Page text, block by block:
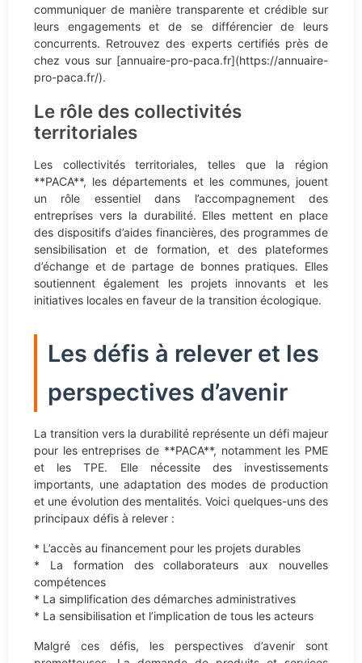
communiquer de manière transparente et crédible sur
leurs engagements et de se différencier de leurs
concurrents. Retrouvez des experts certifiés près de
chez vous sur [annuaire-pro-paca.fr](https://annuaire-
pro-paca.fr/).
Le rôle des collectivités
territoriales
Les collectivités territoriales, telles que la région
**PACA**, les départements et les communes, jouent
un rôle essentiel dans l’accompagnement des
entreprises vers la durabilité. Elles mettent en place
des dispositifs d’aides financières, des programmes de
sensibilisation et de formation, et des plateformes
d’échange et de partage de bonnes pratiques. Elles
soutiennent également les projets innovants et les
initiatives locales en faveur de la transition écologique.
Les défis à relever et les
perspectives d’avenir
La transition vers la durabilité représente un défi majeur
pour les entreprises de **PACA**, notamment les PME
et les TPE. Elle nécessite des investissements
importants, une adaptation des modes de production
et une évolution des mentalités. Voici quelques-uns des
principaux défis à relever :
* L’accès au financement pour les projets durables
* La formation des collaborateurs aux nouvelles
compétences
* La simplification des démarches administratives
* La sensibilisation et l’implication de tous les acteurs
Malgré ces défis, les perspectives d’avenir sont